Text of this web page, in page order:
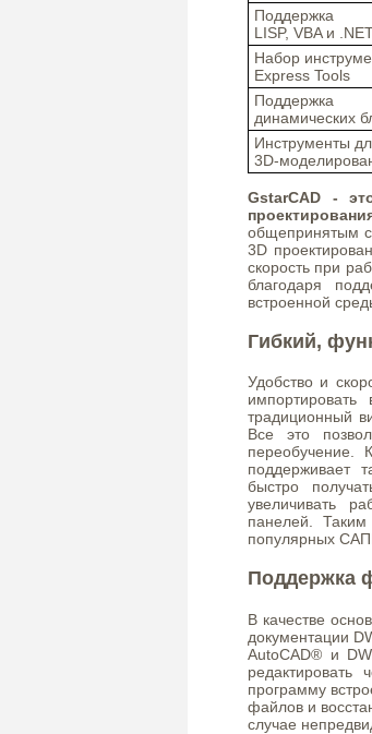
Поддержка
LISP, VBA и
Набор
Express Tools
Поддержка
динамических
Инструменты
3D-
GstarCAD -
общепринятым
3D
скорость при
благодаря
встроенной
Гибкий,
Удобство и
традиционный
Все это
переобучение.
поддерживает
быстро
увеличивать
панелей.
популярных
Поддержка
В качестве
документации
AutoCAD® и
программу
файлов и
случае